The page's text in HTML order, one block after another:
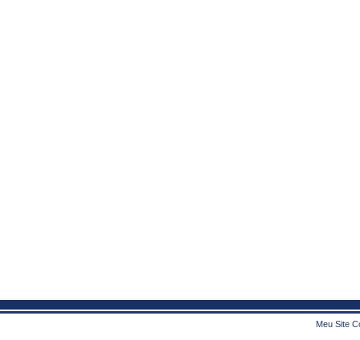
Meu Site